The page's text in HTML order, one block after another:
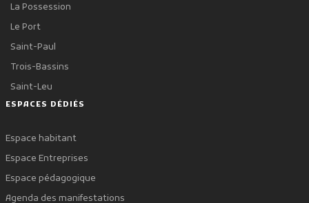
La Possession
Le Port
Saint-Paul
Trois-Bassins
Saint-Leu
ESPACES DÉDIÉS
Espace habitant
Espace Entreprises
Espace pédagogique
Agenda des manifestations